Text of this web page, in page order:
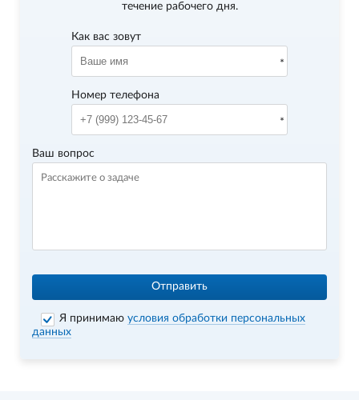
течение рабочего дня.
Как вас зовут
Номер телефона
Ваш вопрос
Отправить
Я принимаюусловия обработки персональных
данных